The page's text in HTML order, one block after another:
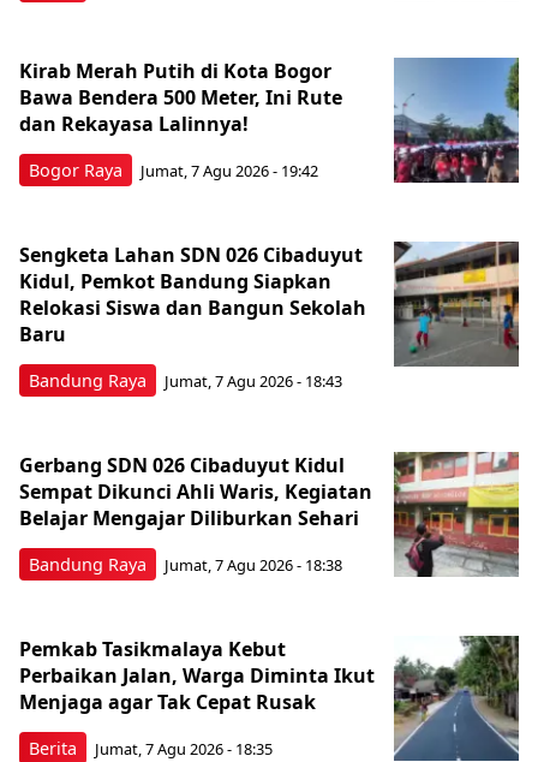
Bogor Raya
Kirab Merah Putih di Kota Bogor
Bawa Bendera 500 Meter, Ini Rute
dan Rekayasa Lalinnya!
Jumat, 7 Agu 2026 - 19:42
Bandung Raya
Sengketa Lahan SDN 026 Cibaduyut
Kidul, Pemkot Bandung Siapkan
Relokasi Siswa dan Bangun Sekolah
Baru
Jumat, 7 Agu 2026 - 18:43
Bandung Raya
Gerbang SDN 026 Cibaduyut Kidul
Sempat Dikunci Ahli Waris, Kegiatan
Belajar Mengajar Diliburkan Sehari
Jumat, 7 Agu 2026 - 18:38
Berita
Pemkab Tasikmalaya Kebut
Perbaikan Jalan, Warga Diminta Ikut
Menjaga agar Tak Cepat Rusak
Jumat, 7 Agu 2026 - 18:35